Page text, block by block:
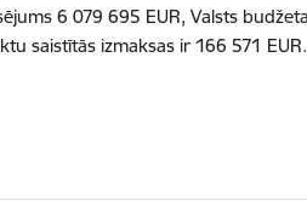
6 079 695 EUR, Valsts
saistītās izmaksas ir 166 571